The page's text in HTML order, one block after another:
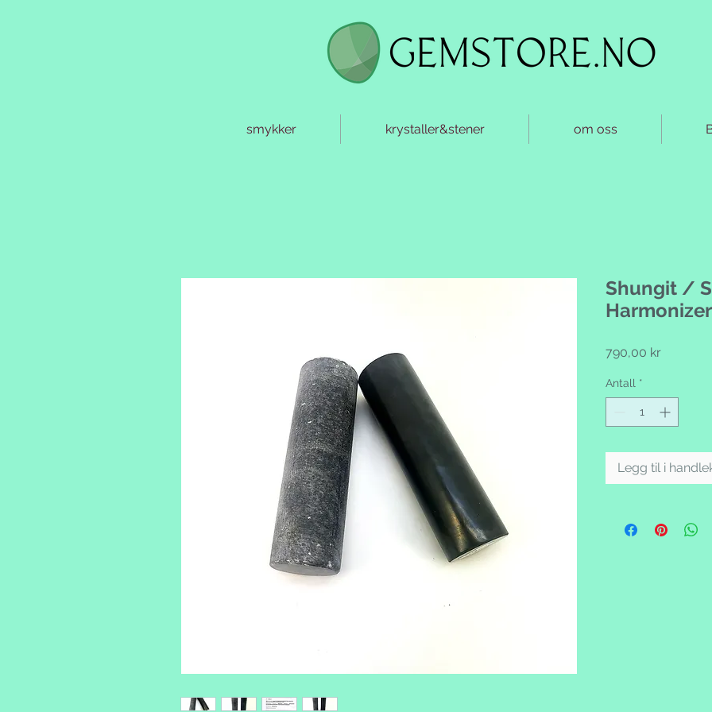
smykker krystaller&stener om oss
Shungit /
Harmonizer
790,00 krPris
Antall *
Legg til i